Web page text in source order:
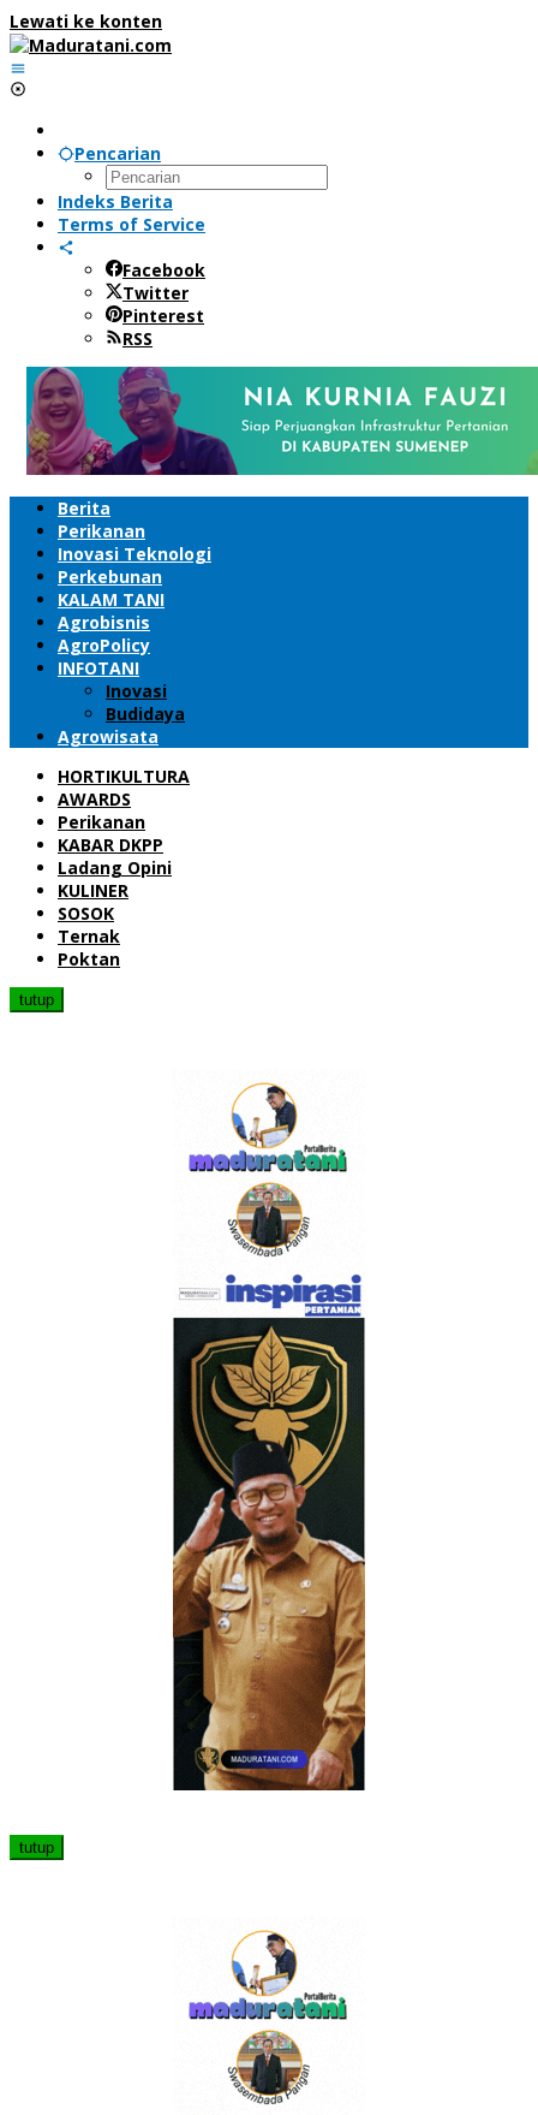
Lewati ke konten
Pencarian
Indeks Berita
Terms of Service
Facebook
Twitter
Pinterest
RSS
Berita
Perikanan
Inovasi Teknologi
Perkebunan
KALAM TANI
Agrobisnis
AgroPolicy
INFOTANI
Inovasi
Budidaya
Agrowisata
HORTIKULTURA
AWARDS
Perikanan
KABAR DKPP
Ladang Opini
KULINER
SOSOK
Ternak
Poktan
tutup
tutup